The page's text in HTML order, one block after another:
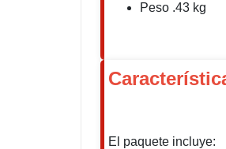
Peso .43 kg
El paquete incluye: